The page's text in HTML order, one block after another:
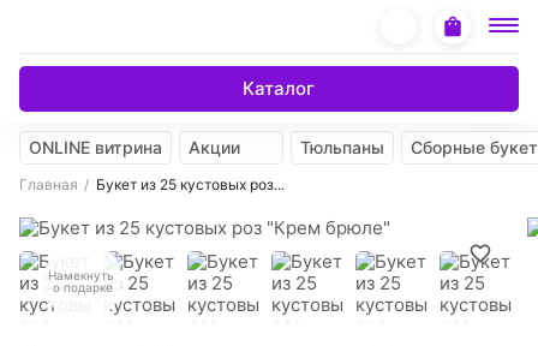
Каталог
ONLINE витрина Акции Тюльпаны Сборные
Главная Букет из 25 кустовых роз...
Намекнуть
о подарке